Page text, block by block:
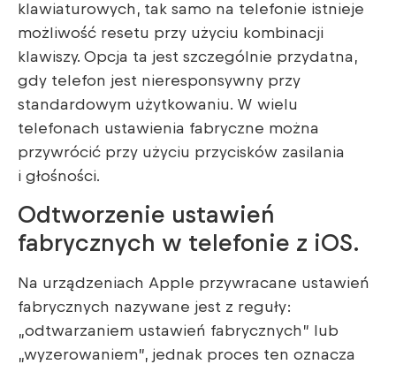
klawiaturowych, tak samo na telefonie istnieje
możliwość resetu przy użyciu kombinacji
klawiszy. Opcja ta jest szczególnie przydatna,
gdy telefon jest nieresponsywny przy
standardowym użytkowaniu. W wielu
telefonach ustawienia fabryczne można
przywrócić przy użyciu przycisków zasilania
i głośności.
Odtworzenie ustawień
fabrycznych w telefonie z iOS.
Na urządzeniach Apple przywracane ustawień
fabrycznych nazywane jest z reguły:
„odtwarzaniem ustawień fabrycznych” lub
„wyzerowaniem”, jednak proces ten oznacza